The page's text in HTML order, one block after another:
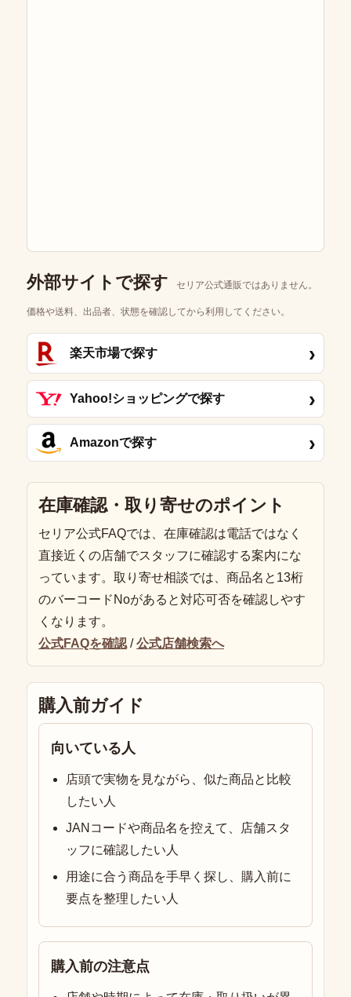
外部サイトで探す セリア公式通販ではありません。
価格や送料、出品者、状態を確認してから利用してください。
楽天市場で探す ›
Yahoo!ショッピングで探す ›
Amazonで探す ›
在庫確認・取り寄せのポイント
セリア公式FAQでは、在庫確認は電話ではなく
直接近くの店舗でスタッフに確認する案内にな
っています。取り寄せ相談では、商品名と13桁
のバーコードNoがあると対応可否を確認しやす
くなります。
公式FAQを確認 /公式店舗検索へ
購入前ガイド
向いている人
店頭で実物を見ながら、似た商品と比較
したい人
JANコードや商品名を控えて、店舗スタ
ッフに確認したい人
用途に合う商品を手早く探し、購入前に
要点を整理したい人
購入前の注意点